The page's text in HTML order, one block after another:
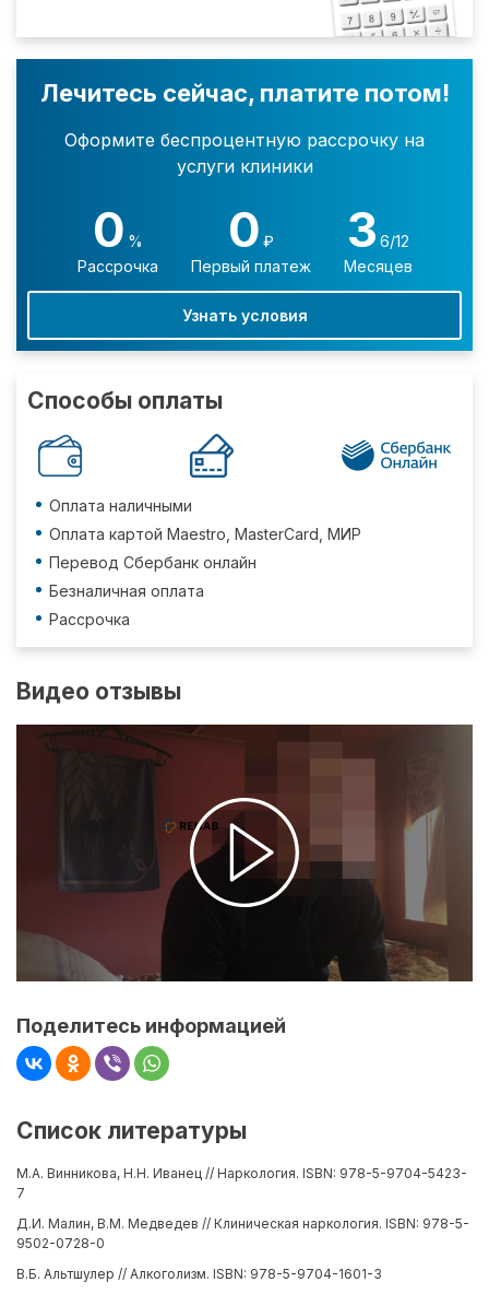
Лечитесь сейчас, платите потом!
Оформите беспроцентную рассрочку на
услуги клиники
0 %
Рассрочка
0 ₽
Первый платеж
3 6/12
Месяцев
Узнать условия
Способы оплаты
Оплата наличными
Оплата картой Maestro, MasterCard, МИР
Перевод Сбербанк онлайн
Безналичная оплата
Рассрочка
Видео отзывы
Поделитесь информацией
Список литературы
М.А. Винникова, Н.Н. Иванец // Наркология. ISBN: 978-5-9704-5423-
7
Д.И. Малин, В.М. Медведев // Клиническая наркология. ISBN: 978-5-
9502-0728-0
В.Б. Альтшулер // Алкоголизм. ISBN: 978-5-9704-1601-3